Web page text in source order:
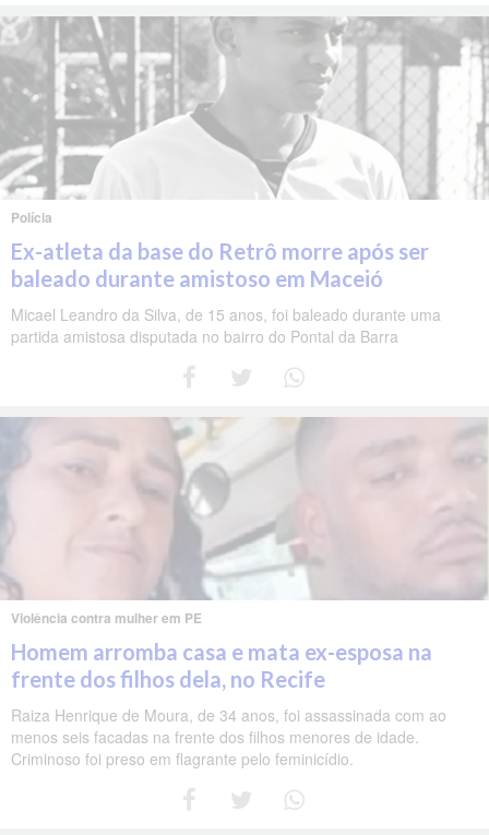
Polícia
Ex-atleta da base do Retrô morre após ser
baleado durante amistoso em Maceió
Micael Leandro da Silva, de 15 anos, foi baleado durante uma
partida amistosa disputada no bairro do Pontal da Barra
Violência contra mulher em PE
Homem arromba casa e mata ex-esposa na
frente dos filhos dela, no Recife
Raiza Henrique de Moura, de 34 anos, foi assassinada com ao
menos seis facadas na frente dos filhos menores de idade.
Criminoso foi preso em flagrante pelo feminicídio.